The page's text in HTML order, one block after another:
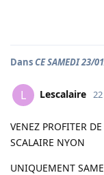
DansCE SAMEDI 23/
L Lescalaire
VENEZ PROFITER
SCALAIRE NYON
UNIQUEMENT